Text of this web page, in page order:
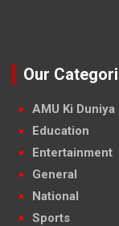
Our
AMU Ki Duniya
Education
Entertainment
General
National
Sports